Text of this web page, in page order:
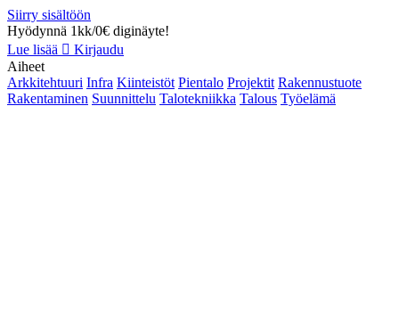
Siirry sisältöön
Hyödynnä 1kk/0€ diginäyte!
Lue lisää
Kirjaudu
Aiheet
Arkkitehtuuri Infra Kiinteistöt Pientalo Projektit Rakennustuote
Rakentaminen Suunnittelu Talotekniikka Talous Työelämä